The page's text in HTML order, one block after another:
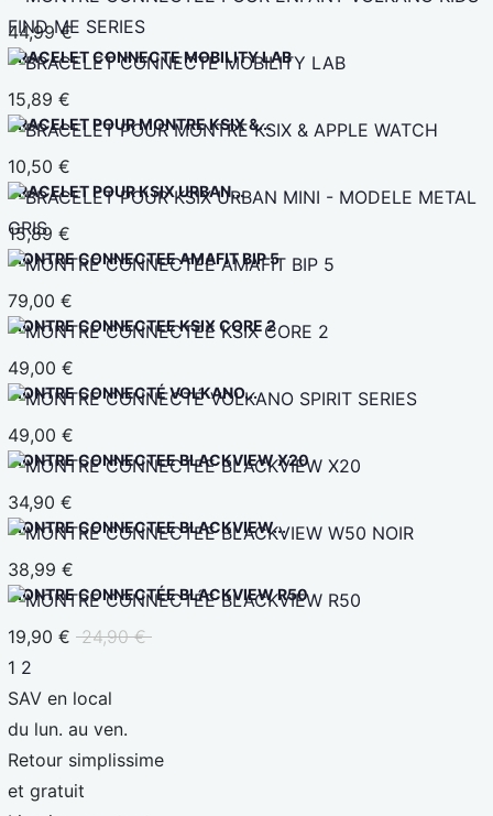
44,99 €
BRACELET CONNECTE MOBILITY LAB
15,89 €
BRACELET POUR MONTRE KSIX &...
10,50 €
BRACELET POUR KSIX URBAN...
15,89 €
MONTRE CONNECTEE AMAFIT BIP 5
79,00 €
MONTRE CONNECTEE KSIX CORE 2
49,00 €
MONTRE CONNECTÉ VOLKANO...
49,00 €
MONTRE CONNECTEE BLACKVIEW X20
34,90 €
MONTRE CONNECTEE BLACKVIEW...
38,99 €
MONTRE CONNECTÉE BLACKVIEW R50
19,90 € 24,90 €
1 2
SAV en local
du lun. au ven.
Retour simplissime
et gratuit